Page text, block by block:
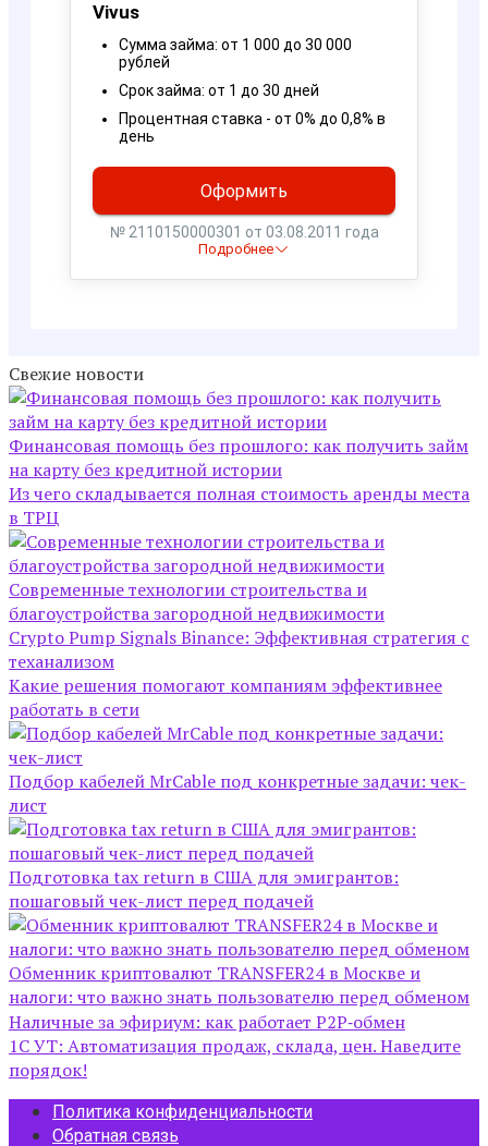
Свежие новости
Финансовая помощь без прошлого: как получить займ
на карту без кредитной истории
Из чего складывается полная стоимость аренды места
в ТРЦ
Современные технологии строительства и
благоустройства загородной недвижимости
Crypto Pump Signals Binance: Эффективная стратегия с
теханализом
Какие решения помогают компаниям эффективнее
работать в сети
Подбор кабелей MrCable под конкретные задачи: чек-
лист
Подготовка tax return в США для эмигрантов:
пошаговый чек-лист перед подачей
Обменник криптовалют TRANSFER24 в Москве и
налоги: что важно знать пользователю перед обменом
Наличные за эфириум: как работает P2P‑обмен
1С УТ: Автоматизация продаж, склада, цен. Наведите
порядок!
Политика конфиденциальности
Обратная связь